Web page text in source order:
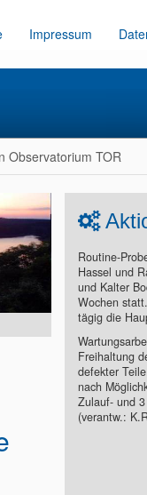
Impressum
Observatorium TOR
Routine-
Hassel und
und Kalter
Wochen
tägig die
Freihaltung
defekter
nach
Zulauf- und
(verantw.: